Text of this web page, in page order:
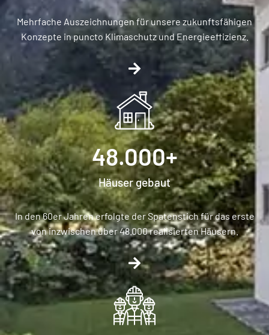
Mehrfache Auszeichnungen für unsere zukunftsfähigen
Konzepte in puncto Klimaschutz und Energieeffizienz.
Häuser gebaut
48.000+
In den 60er Jahren erfolgte der Spatenstich für das erste
von inzwischen über 48.000 realisierten Häusern.